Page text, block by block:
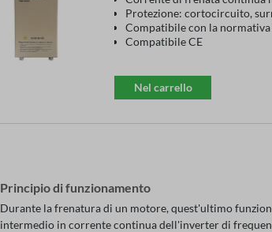
Protezione: cortocircuito,
Compatibile con la normativa
Compatibile CE
Nel carrello
Principio di funzionamento
Durante la frenatura di un motore, quest'ultimo
intermedio in corrente continua dell'inverter di